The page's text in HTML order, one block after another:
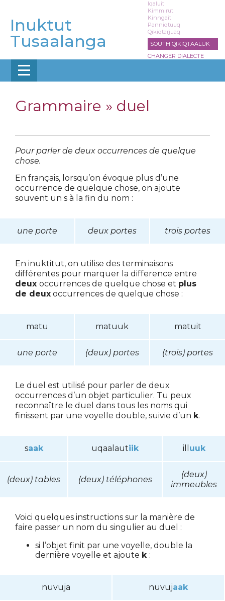
contenu
principal
Inuktut
Tusaalanga
Iqaluit
Kimmirut
Kinngait
Panniqtuuq
Qikiqtarjuaq
SOUTH QIKIQTAALUK
CHANGER DIALECTE
Grammaire » duel
Pour parler de deux occurrences de quelque
chose.
En français, lorsqu’on évoque plus d’une
occurrence de quelque chose, on ajoute
souvent un s à la fin du nom :
une porte deux portes trois portes
En inuktitut, on utilise des terminaisons
différentes pour marquer la difference entre
deux occurrences de quelque chose et plus
de deux occurrences de quelque chose :
matu matuuk matuit
une porte (deux) portes (trois) portes
Le duel est utilisé pour parler de deux
occurrences d’un objet particulier. Tu peux
reconnaître le duel dans tous les noms qui
finissent par une voyelle double, suivie d’un k.
saak uqaalautiik ill uuk
(deux) tables (deux) téléphones
(deux)
immeubles
Voici quelques instructions sur la manière de
faire passer un nom du singulier au duel :
si l’objet finit par une voyelle, double la
dernière voyelle et ajoute k :
nuvuja nuvujaak